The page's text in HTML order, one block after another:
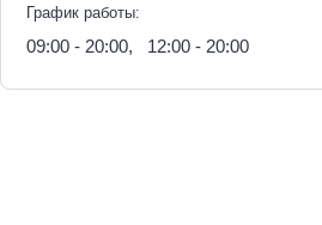
График работы:
09:00 - 20:00, 12:00 - 20:00